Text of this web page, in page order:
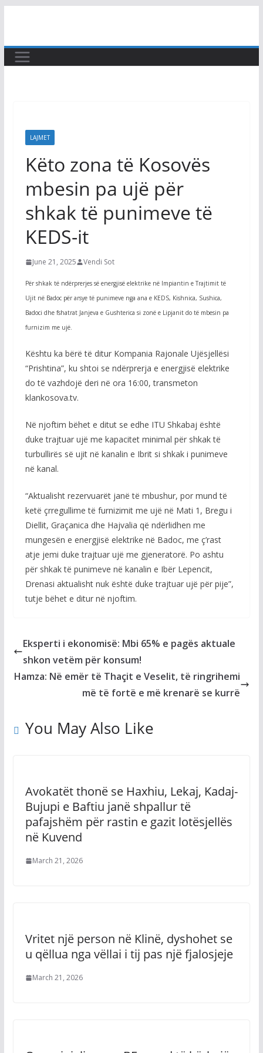
content
LAJMET
Këto zona të Kosovës
mbesin pa ujë për
shkak të punimeve të
KEDS-it
June 21, 2025 Vendi Sot
Për shkak të ndërprerjes së energjisë elektrike në Impiantin e Trajtimit të
Ujit në Badoc për arsye të punimeve nga ana e KEDS, Kishnica, Sushica,
Badoci dhe fshatrat Janjeva e Gushterica si zonë e Lipjanit do të mbesin pa
furnizim me ujë.
Kështu ka bërë të ditur Kompania Rajonale Ujësjellësi
“Prishtina”, ku shtoi se ndërprerja e energjisë elektrike
do të vazhdojë deri në ora 16:00, transmeton
klankosova.tv.
Në njoftim bëhet e ditut se edhe ITU Shkabaj është
duke trajtuar ujë me kapacitet minimal për shkak të
turbullirës së ujit në kanalin e Ibrit si shkak i punimeve
në kanal.
“Aktualisht rezervuarët janë të mbushur, por mund të
ketë çrregullime të furnizimit me ujë në Mati 1, Bregu i
Diellit, Graçanica dhe Hajvalia që ndërlidhen me
mungesën e energjisë elektrike në Badoc, me ç’rast
atje jemi duke trajtuar ujë me gjeneratorë. Po ashtu
për shkak të punimeve në kanalin e Ibër Lepencit,
Drenasi aktualisht nuk është duke trajtuar ujë për pije”,
tutje bëhet e ditur në njoftim.
Eksperti i ekonomisë: Mbi 65% e pagës aktuale
shkon vetëm për konsum!
Hamza: Në emër të Thaçit e Veselit, të ringrihemi
më të fortë e më krenarë se kurrë
You May Also Like
Avokatët thonë se Haxhiu, Lekaj, Kadaj-
Bujupi e Baftiu janë shpallur të
pafajshëm për rastin e gazit lotësjellës
në Kuvend
March 21, 2026
Vritet një person në Klinë, dyshohet se
u qëllua nga vëllai i tij pas një fjalosjeje
March 21, 2026